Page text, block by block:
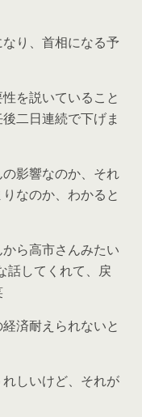
り、首相になる予
を説いていること
二日連続で下げま
影響なのか、それ
なのか、わかると
ら高市さんみたい
話してくれて、戻
済耐えられないと
しいけど、それが